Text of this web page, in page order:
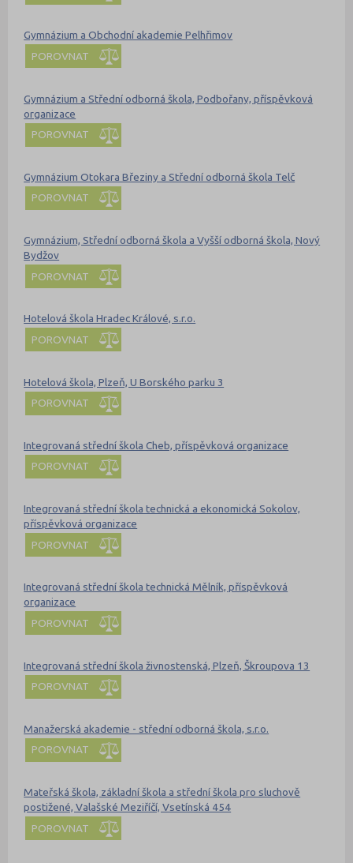
Gymnázium a Obchodní akademie Pelhřimov
POROVNAT
Gymnázium a Střední odborná škola, Podbořany, příspěvková
organizace
POROVNAT
Gymnázium Otokara Březiny a Střední odborná škola Telč
POROVNAT
Gymnázium, Střední odborná škola a Vyšší odborná škola, Nový
Bydžov
POROVNAT
Hotelová škola Hradec Králové, s.r.o.
POROVNAT
Hotelová škola, Plzeň, U Borského parku 3
POROVNAT
Integrovaná střední škola Cheb, příspěvková organizace
POROVNAT
Integrovaná střední škola technická a ekonomická Sokolov,
příspěvková organizace
POROVNAT
Integrovaná střední škola technická Mělník, příspěvková
organizace
POROVNAT
Integrovaná střední škola živnostenská, Plzeň, Škroupova 13
POROVNAT
Manažerská akademie - střední odborná škola, s.r.o.
POROVNAT
Mateřská škola, základní škola a střední škola pro sluchově
postižené, Valašské Meziříčí, Vsetínská 454
POROVNAT